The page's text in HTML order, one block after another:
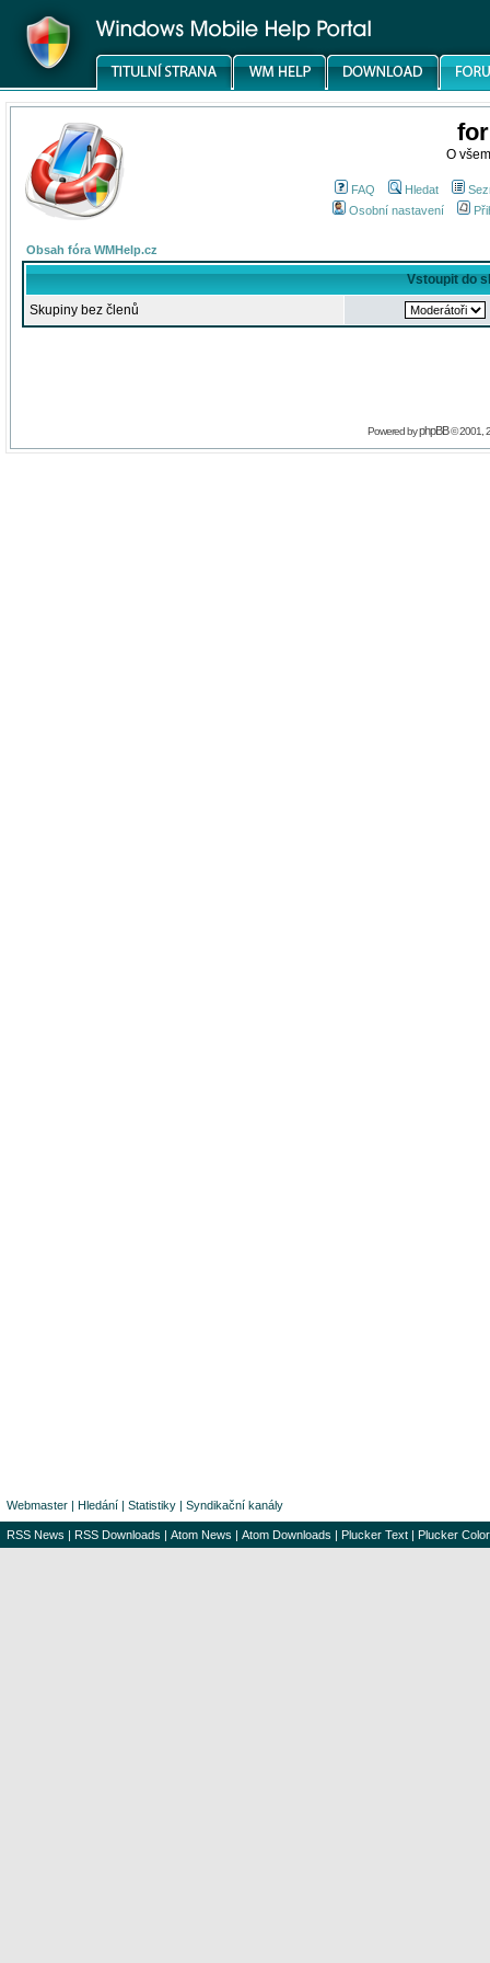
O
FAQ Hledat
Osobní nastavení
Obsah fóra WMHelp.cz
Vstoupit do
Skupiny bez členů
Powered byphpBB© 2001,
Webmaster | Hledání | Statistiky | Syndikační kanály
RSS News | RSS Downloads | Atom News | Atom Downloads | Plucker Text | Plucker Color